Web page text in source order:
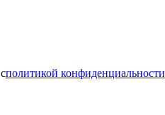
политикой конфиденциальности